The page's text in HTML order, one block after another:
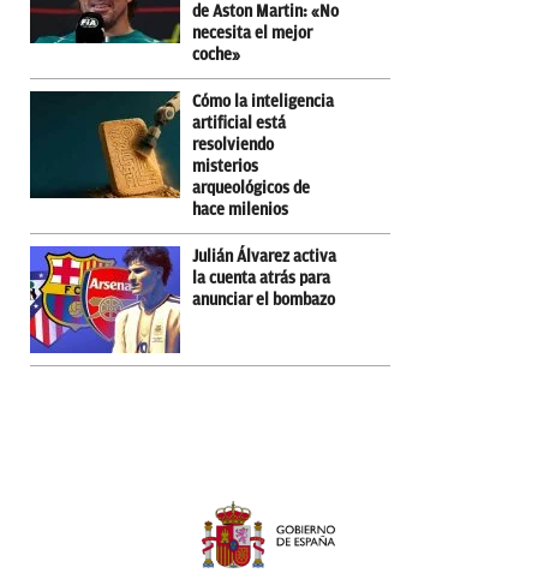
de Aston Martin: «No
necesita el mejor
coche»
Cómo la inteligencia
artificial está
resolviendo
misterios
arqueológicos de
hace milenios
Julián Álvarez activa
la cuenta atrás para
anunciar el bombazo